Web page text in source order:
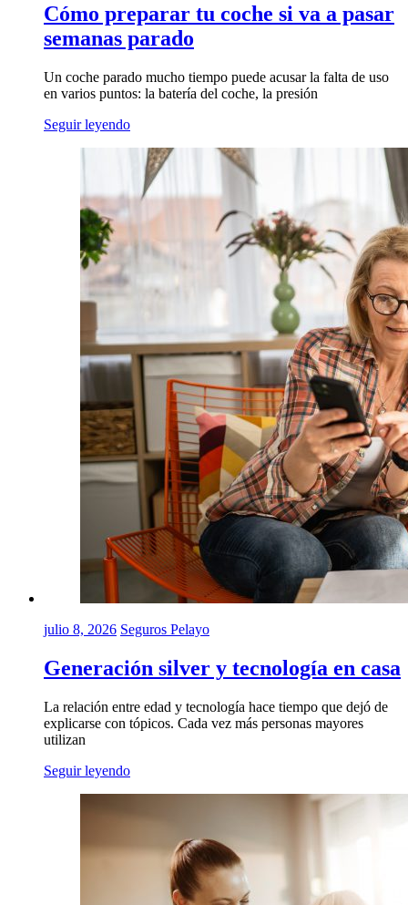
Cómo preparar tu coche si va a pasar
semanas parado
Un coche parado mucho tiempo puede acusar la falta de uso
en varios puntos: la batería del coche, la presión
Seguir leyendo
julio 8, 2026 Seguros Pelayo
Generación silver y tecnología en casa
La relación entre edad y tecnología hace tiempo que dejó de
explicarse con tópicos. Cada vez más personas mayores
utilizan
Seguir leyendo